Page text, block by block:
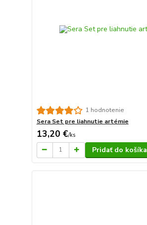
1 hodnotenie
Sera Set pre liahnutie artémie
13,20 €/ks
Pridať do košíka